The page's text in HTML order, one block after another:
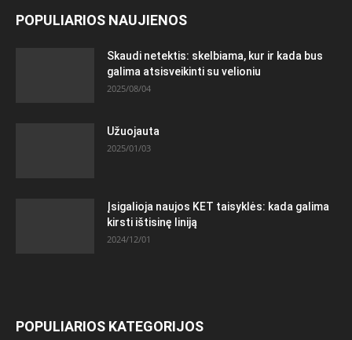
POPULIARIOS NAUJIENOS
Skaudi netektis: skelbiama, kur ir kada bus
galima atsisveikinti su velioniu
2025/08/04
Užuojauta
2025/01/03
Įsigalioja naujos KET taisyklės: kada galima
kirsti ištisinę liniją
2024/12/01
POPULIARIOS KATEGORIJOS